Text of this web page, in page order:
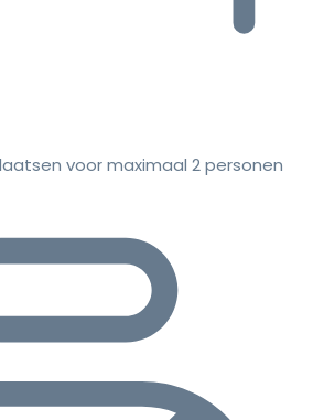
voor maximaal 2 personen